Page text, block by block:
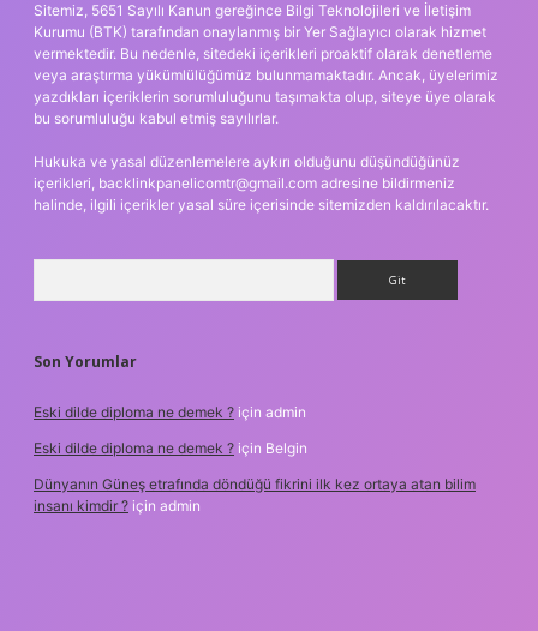
Sitemiz, 5651 Sayılı Kanun gereğince Bilgi Teknolojileri ve İletişim
Kurumu (BTK) tarafından onaylanmış bir Yer Sağlayıcı olarak hizmet
vermektedir. Bu nedenle, sitedeki içerikleri proaktif olarak denetleme
veya araştırma yükümlülüğümüz bulunmamaktadır. Ancak, üyelerimiz
yazdıkları içeriklerin sorumluluğunu taşımakta olup, siteye üye olarak
bu sorumluluğu kabul etmiş sayılırlar.
Hukuka ve yasal düzenlemelere aykırı olduğunu düşündüğünüz
içerikleri, backlinkpanelicomtr@gmail.com adresine bildirmeniz
halinde, ilgili içerikler yasal süre içerisinde sitemizden kaldırılacaktır.
Son Yorumlar
Eski dilde diploma ne demek ? için admin
Eski dilde diploma ne demek ? için Belgin
Dünyanın Güneş etrafında döndüğü fikrini ilk kez ortaya atan bilim
insanı kimdir ? için admin